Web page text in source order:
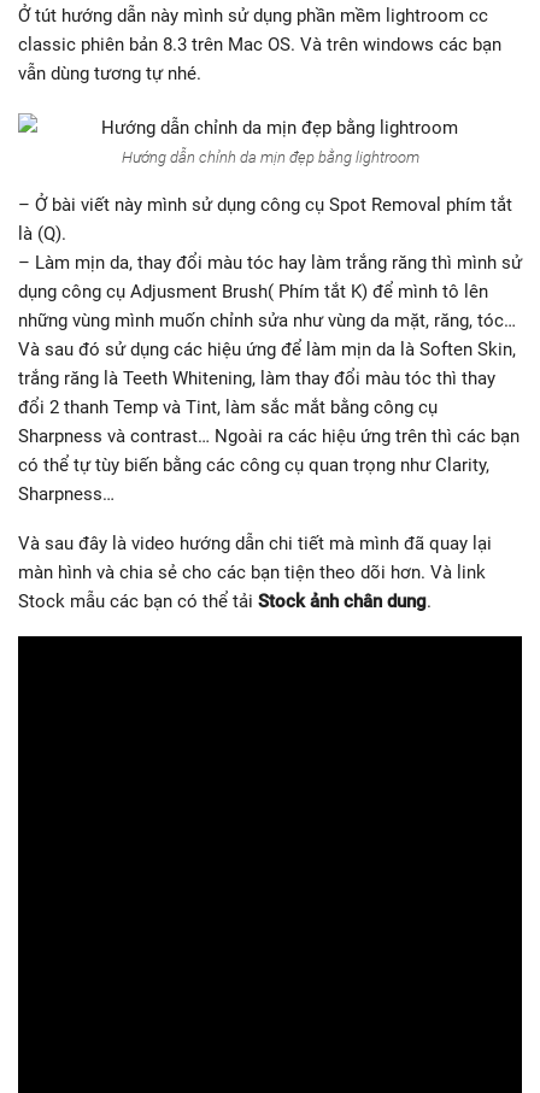
Ở tút hướng dẫn này mình sử dụng phần mềm lightroom cc
classic phiên bản 8.3 trên Mac OS. Và trên windows các bạn
vẫn dùng tương tự nhé.
Hướng dẫn chỉnh da mịn đẹp bằng lightroom
– Ở bài viết này mình sử dụng công cụ Spot Removal phím tắt
là (Q).
– Làm mịn da, thay đổi màu tóc hay làm trắng răng thì mình sử
dụng công cụ Adjusment Brush( Phím tắt K) để mình tô lên
những vùng mình muốn chỉnh sửa như vùng da mặt, răng, tóc…
Và sau đó sử dụng các hiệu ứng để làm mịn da là Soften Skin,
trắng răng là Teeth Whitening, làm thay đổi màu tóc thì thay
đổi 2 thanh Temp và Tint, làm sắc mắt bằng công cụ
Sharpness và contrast… Ngoài ra các hiệu ứng trên thì các bạn
có thể tự tùy biến bằng các công cụ quan trọng như Clarity,
Sharpness…
Và sau đây là video hướng dẫn chi tiết mà mình đã quay lại
màn hình và chia sẻ cho các bạn tiện theo dõi hơn. Và link
Stock mẫu các bạn có thể tải Stock ảnh chân dung.